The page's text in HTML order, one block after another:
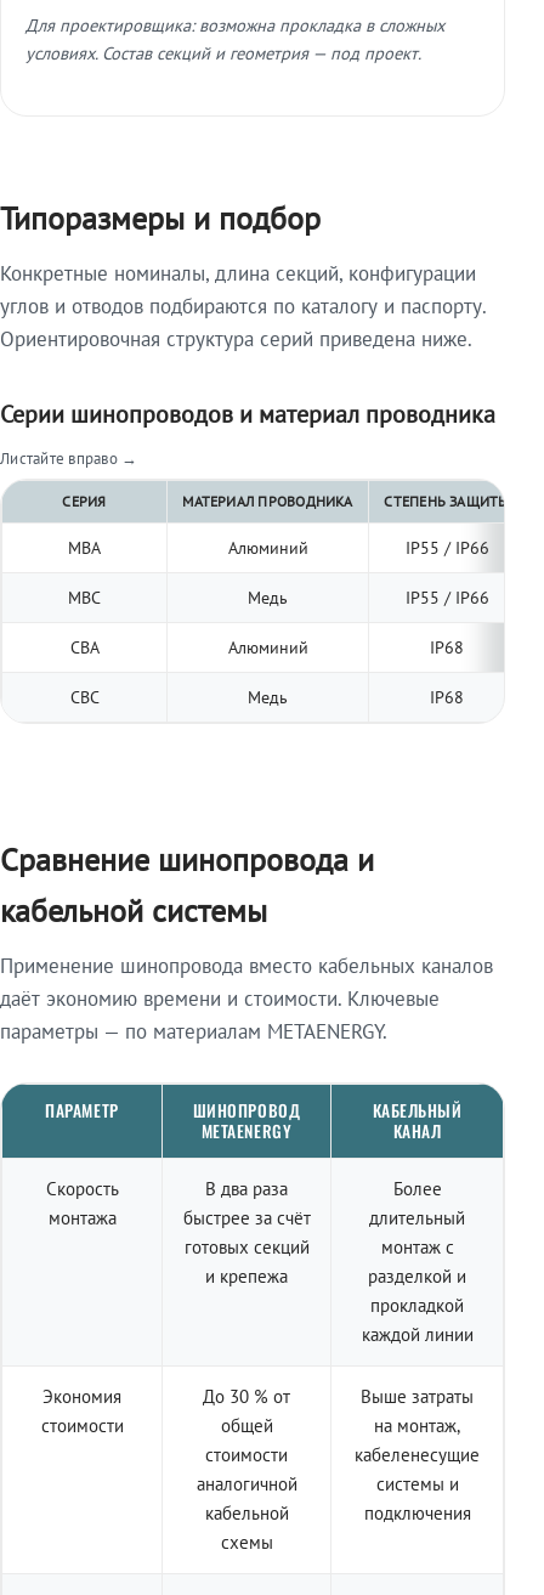
Для проектировщика: возможна прокладка в сложных
условиях. Состав секций и геометрия — под проект.
Типоразмеры и подбор
Конкретные номиналы, длина секций, конфигурации
углов и отводов подбираются по каталогу и паспорту.
Ориентировочная структура серий приведена ниже.
Серии шинопроводов и материал проводника
Листайте вправо →
СЕРИЯ МАТЕРИАЛ ПРОВОДНИКА СТЕПЕНЬ ЗАЩИТЫ
МВА Алюминий IP55 / IP66
МВС Медь IP55 / IP66
СВА Алюминий IP68
СВС Медь IP68
Сравнение шинопровода и
кабельной системы
Применение шинопровода вместо кабельных каналов
даёт экономию времени и стоимости. Ключевые
параметры — по материалам METAENERGY.
ПАРАМЕТР
ШИНОПРОВОД
METAENERGY
КАБЕЛЬНЫЙ
КАНАЛ
Скорость
монтажа
В два раза
быстрее за счёт
готовых секций
и крепежа
Более
длительный
монтаж с
разделкой и
прокладкой
каждой линии
Экономия
стоимости
До 30 % от
общей
стоимости
аналогичной
кабельной
схемы
Выше затраты
на монтаж,
кабеленесущие
системы и
подключения